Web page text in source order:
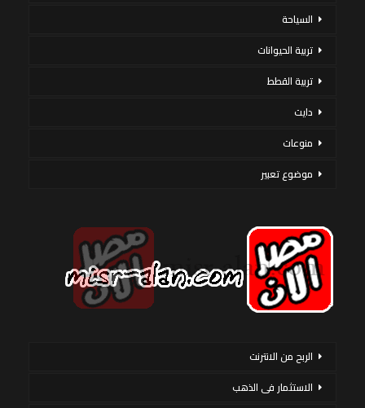
السياحة
تربية الحيوانات
تربية القطط
دايت
منوعات
موضوع تعبير
الربح من الانترنت
الاستثمار فى الذهب